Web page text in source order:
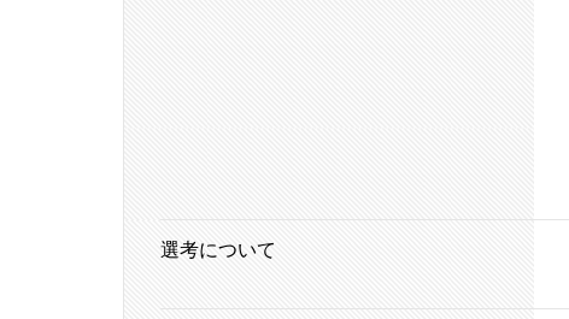
選考について